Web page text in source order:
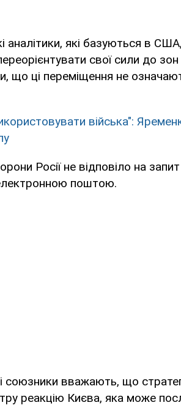
аналітики, які базуються в
свої сили до зон
що ці переміщення не
війська":
Росії не відповіло на
поштою.
союзники вважають, що
реакцію Києва, яка може